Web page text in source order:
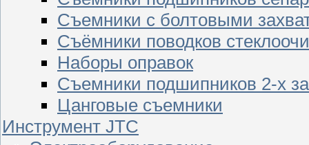
Съемники с болтовыми
Съёмники поводков
Наборы оправок
Съемники подшипников 2-х
Цанговые съемники
Инструмент JTC